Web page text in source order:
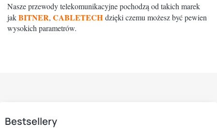
Nasze przewody telekomunikacyjne pochodzą od takich marek
jakBITNER, CABLETECH dzięki czemu możesz być pewien
wysokich parametrów.
Bestsellery